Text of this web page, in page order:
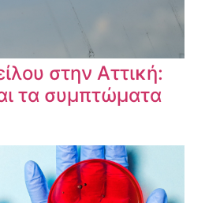
στην Αττική:
τα συμπτώματα